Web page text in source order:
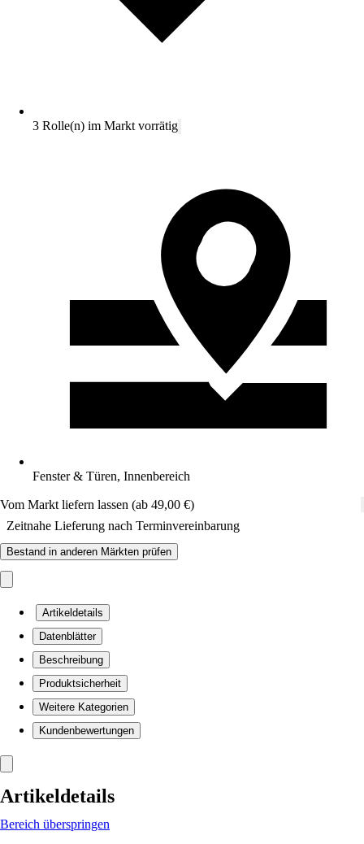
3 Rolle(n) im Markt vorrätig
Fenster & Türen, Innenbereich
Vom Markt liefern lassen (ab 49,00 €)
Zeitnahe Lieferung nach Terminvereinbarung
Bestand in anderen Märkten prüfen
Artikeldetails
Datenblätter
Beschreibung
Produktsicherheit
Weitere Kategorien
Kundenbewertungen
Artikeldetails
Bereich überspringen